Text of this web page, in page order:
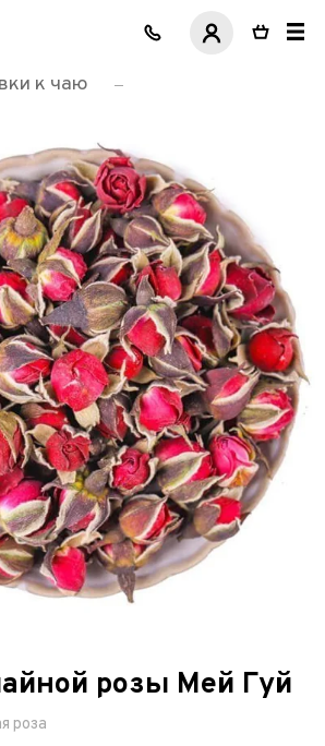
к чаю
розы Мей Гуй
роза